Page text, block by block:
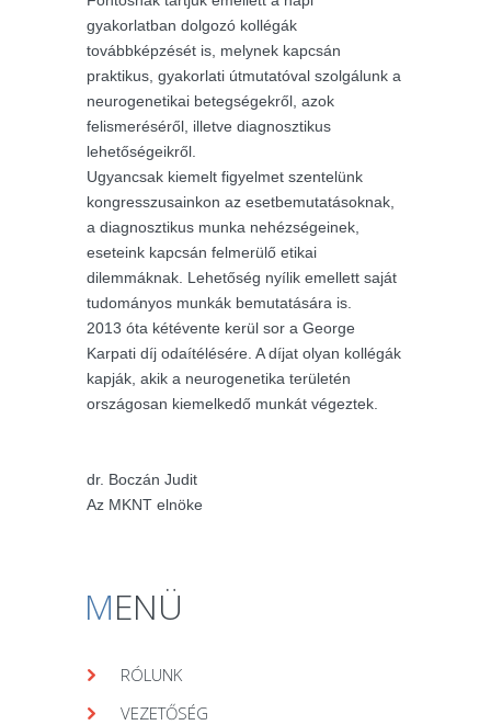
gyakorlatban dolgozó kollégák
továbbképzését is, melynek kapcsán
praktikus, gyakorlati útmutatóval szolgálunk a
neurogenetikai betegségekről, azok
felismeréséről, illetve diagnosztikus
lehetőségeikről.
Ugyancsak kiemelt figyelmet szentelünk
kongresszusainkon az esetbemutatásoknak,
a diagnosztikus munka nehézségeinek,
eseteink kapcsán felmerülő etikai
dilemmáknak. Lehetőség nyílik emellett saját
tudományos munkák bemutatására is.
2013 óta kétévente kerül sor a George
Karpati díj odaítélésére. A díjat olyan kollégák
kapják, akik a neurogenetika területén
országosan kiemelkedő munkát végeztek.
dr. Boczán Judit
Az MKNT elnöke
MENÜ
RÓLUNK
VEZETŐSÉG